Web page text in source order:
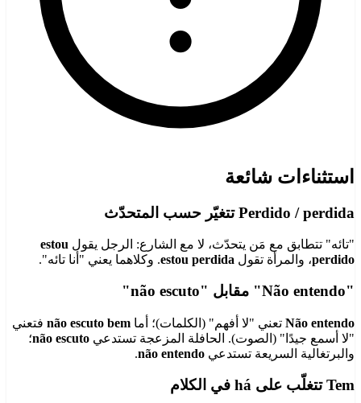
استثناءات شائعة
Perdido / perdida تتغيّر حسب المتحدّث
"تائه" تتطابق مع مَن يتحدّث، لا مع الشارع: الرجل يقول estou
perdido، والمرأة تقول estou perdida. وكلاهما يعني "أنا تائه".
"Não entendo" مقابل "não escuto"
Não entendo تعني "لا أفهم" (الكلمات)؛ أما não escuto bem فتعني
"لا أسمع جيدًا" (الصوت). الحافلة المزعجة تستدعي não escuto؛
والبرتغالية السريعة تستدعي não entendo
.
Tem تتغلّب على há في الكلام